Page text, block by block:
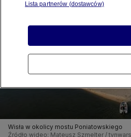
Wisła w okolicy mostu Poniatowskiego
Źródło wideo: Mateusz Szmelter /
Lista partnerów (dostawców)